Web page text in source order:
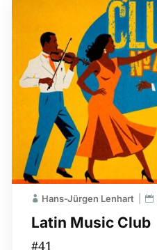
Latin Music Club
Hans-Jürgen Lenhart
#41